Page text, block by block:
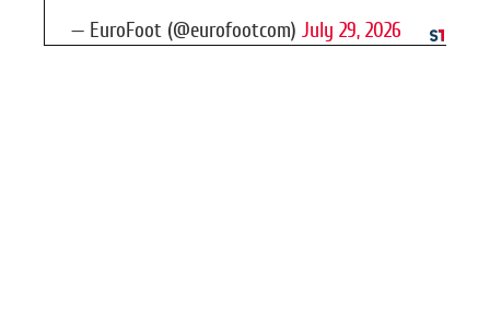
— EuroFoot (@eurofootcom) July 29, 2026